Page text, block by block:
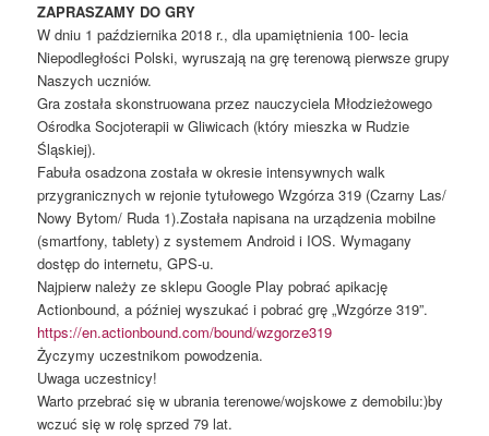
ZAPRASZAMY DO GRY
W dniu 1 października 2018 r., dla upamiętnienia 100- lecia
Niepodległości Polski, wyruszają na grę terenową pierwsze grupy
Naszych uczniów.
Gra została skonstruowana przez nauczyciela Młodzieżowego
Ośrodka Socjoterapii w Gliwicach (który mieszka w Rudzie
Śląskiej).
Fabuła osadzona została w okresie intensywnych walk
przygranicznych w rejonie tytułowego Wzgórza 319 (Czarny Las/
Nowy Bytom/ Ruda 1).Została napisana na urządzenia mobilne
(smartfony, tablety) z systemem Android i IOS. Wymagany
dostęp do internetu, GPS-u.
Najpierw należy ze sklepu Google Play pobrać apikację
Actionbound, a później wyszukać i pobrać grę „Wzgórze 319”.
https://en.actionbound.com/bound/wzgorze319
Życzymy uczestnikom powodzenia.
Uwaga uczestnicy!
Warto przebrać się w ubrania terenowe/wojskowe z demobilu:)by
wczuć się w rolę sprzed 79 lat.